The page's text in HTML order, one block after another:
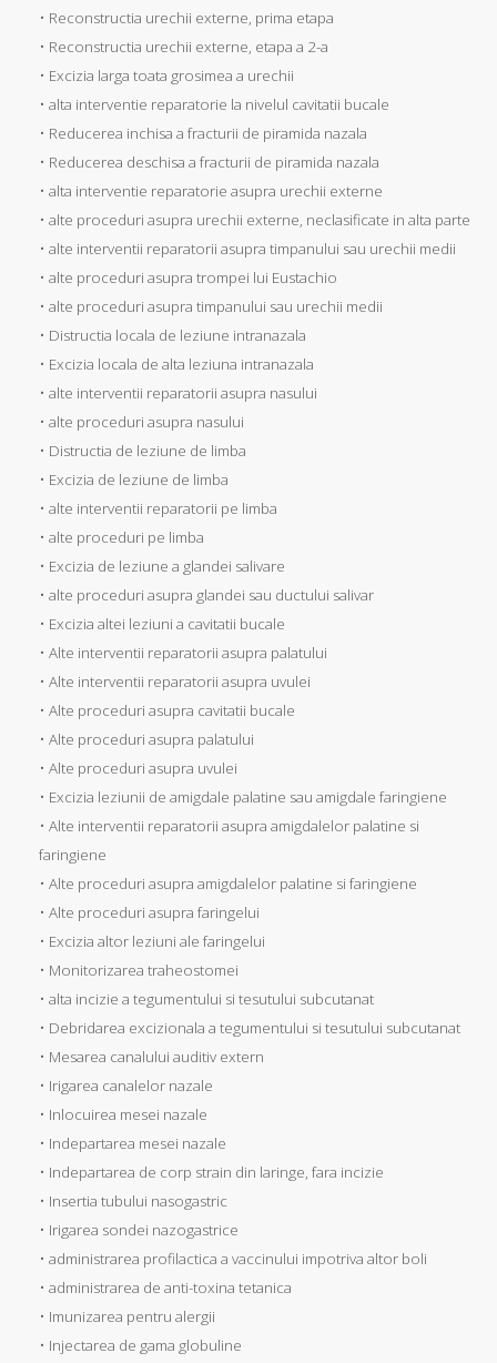
• Reconstructia urechii externe, prima etapa
• Reconstructia urechii externe, etapa a 2-a
• Excizia larga toata grosimea a urechii
• alta interventie reparatorie la nivelul cavitatii bucale
• Reducerea inchisa a fracturii de piramida nazala
• Reducerea deschisa a fracturii de piramida nazala
• alta interventie reparatorie asupra urechii externe
• alte proceduri asupra urechii externe, neclasificate in alta parte
• alte interventii reparatorii asupra timpanului sau urechii medii
• alte proceduri asupra trompei lui Eustachio
• alte proceduri asupra timpanului sau urechii medii
• Distructia locala de leziune intranazala
• Excizia locala de alta leziuna intranazala
• alte interventii reparatorii asupra nasului
• alte proceduri asupra nasului
• Distructia de leziune de limba
• Excizia de leziune de limba
• alte interventii reparatorii pe limba
• alte proceduri pe limba
• Excizia de leziune a glandei salivare
• alte proceduri asupra glandei sau ductului salivar
• Excizia altei leziuni a cavitatii bucale
• Alte interventii reparatorii asupra palatului
• Alte interventii reparatorii asupra uvulei
• Alte proceduri asupra cavitatii bucale
• Alte proceduri asupra palatului
• Alte proceduri asupra uvulei
• Excizia leziunii de amigdale palatine sau amigdale faringiene
• Alte interventii reparatorii asupra amigdalelor palatine si
faringiene
• Alte proceduri asupra amigdalelor palatine si faringiene
• Alte proceduri asupra faringelui
• Excizia altor leziuni ale faringelui
• Monitorizarea traheostomei
• alta incizie a tegumentului si tesutului subcutanat
• Debridarea excizionala a tegumentului si tesutului subcutanat
• Mesarea canalului auditiv extern
• Irigarea canalelor nazale
• Inlocuirea mesei nazale
• Indepartarea mesei nazale
• Indepartarea de corp strain din laringe, fara incizie
• Insertia tubului nasogastric
• Irigarea sondei nazogastrice
• administrarea profilactica a vaccinului impotriva altor boli
• administrarea de anti-toxina tetanica
• Imunizarea pentru alergii
• Injectarea de gama globuline